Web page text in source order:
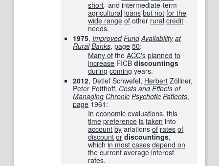
short- and intermediate-term
agricultural loans but not for the
wide range of other rural credit
needs.
1975, Improved Fund Availability at
Rural Banks, page 50:
Many of theACC's planned to
increase FICBdiscountings
during coming years.
2012, Detlef Schwefel, Herbert Zöllner,
Peter Potthoff, Costs andEffects of
Managing Chronic Psychotic Patients,
page 1961 :
In economic evaluations,this
time preference is taken into
account by ariationsof rates of
discount or discountings,
whichin most cases depend on
thecurrent average interest
rates.